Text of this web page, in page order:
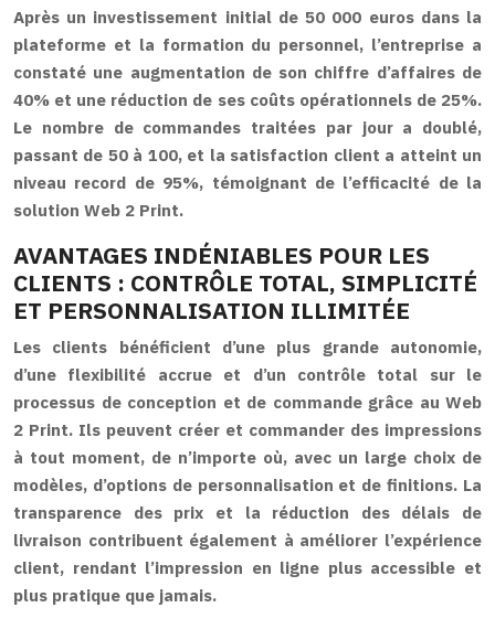
Après un investissement initial de 50 000 euros dans la
plateforme et la formation du personnel, l’entreprise a
constaté une augmentation de son chiffre d’affaires de
40% et une réduction de ses coûts opérationnels de 25%.
Le nombre de commandes traitées par jour a doublé,
passant de 50 à 100, et la satisfaction client a atteint un
niveau record de 95%, témoignant de l’efficacité de la
solution Web 2 Print.
AVANTAGES INDÉNIABLES POUR LES
CLIENTS : CONTRÔLE TOTAL, SIMPLICITÉ
ET PERSONNALISATION ILLIMITÉE
Les clients bénéficient d’une plus grande autonomie,
d’une flexibilité accrue et d’un contrôle total sur le
processus de conception et de commande grâce au Web
2 Print. Ils peuvent créer et commander des impressions
à tout moment, de n’importe où, avec un large choix de
modèles, d’options de personnalisation et de finitions. La
transparence des prix et la réduction des délais de
livraison contribuent également à améliorer l’expérience
client, rendant l’impression en ligne plus accessible et
plus pratique que jamais.